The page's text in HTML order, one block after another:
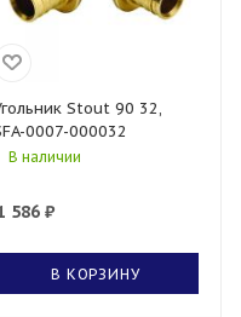
Stout 90 32,
0007-000032
В наличии
586₽
В КОРЗИНУ